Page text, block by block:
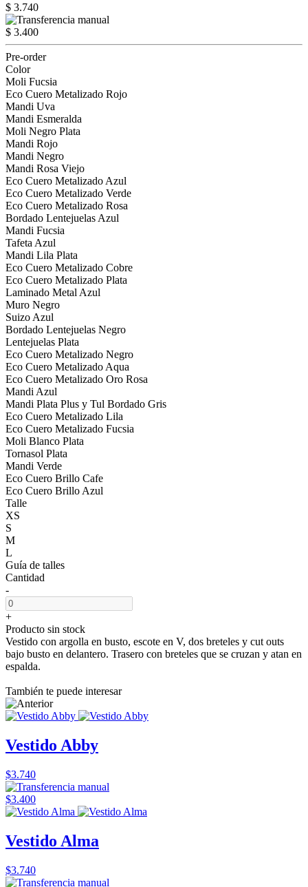
$ 3.740
$ 3.400
Pre-order
Color
Moli Fucsia
Eco Cuero Metalizado Rojo
Mandi Uva
Mandi Esmeralda
Moli Negro Plata
Mandi Rojo
Mandi Negro
Mandi Rosa Viejo
Eco Cuero Metalizado Azul
Eco Cuero Metalizado Verde
Eco Cuero Metalizado Rosa
Bordado Lentejuelas Azul
Mandi Fucsia
Tafeta Azul
Mandi Lila Plata
Eco Cuero Metalizado Cobre
Eco Cuero Metalizado Plata
Laminado Metal Azul
Muro Negro
Suizo Azul
Bordado Lentejuelas Negro
Lentejuelas Plata
Eco Cuero Metalizado Negro
Eco Cuero Metalizado Aqua
Eco Cuero Metalizado Oro Rosa
Mandi Azul
Mandi Plata Plus y Tul Bordado Gris
Eco Cuero Metalizado Lila
Eco Cuero Metalizado Fucsia
Moli Blanco Plata
Tornasol Plata
Mandi Verde
Eco Cuero Brillo Cafe
Eco Cuero Brillo Azul
Talle
XS
S
M
L
Guía de talles
Cantidad
-
+
Producto sin stock
Vestido con argolla en busto, escote en V, dos breteles y cut outs
bajo busto en delantero. Trasero con breteles que se cruzan y atan en
espalda.
También te puede interesar
Vestido Abby
$3.740
$3.400
Vestido Alma
$3.740